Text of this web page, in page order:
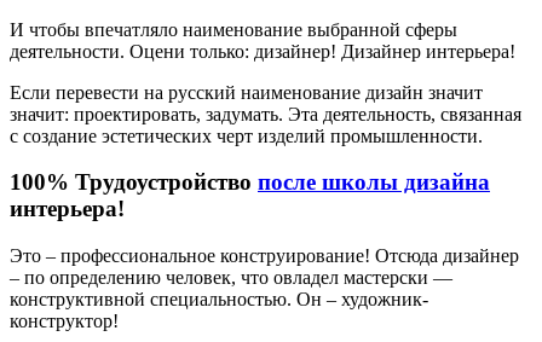
И чтобы впечатляло наименование выбранной сферы
деятельности. Оцени только: дизайнер! Дизайнер интерьера!
Если перевести на русский наименование дизайн значит
значит: проектировать, задумать. Эта деятельность, связанная
с создание эстетических черт изделий промышленности.
100% Трудоустройство после школы дизайна
интерьера!
Это – профессиональное конструирование! Отсюда дизайнер
– по определению человек, что овладел мастерски —
конструктивной специальностью. Он – художник-
конструктор!